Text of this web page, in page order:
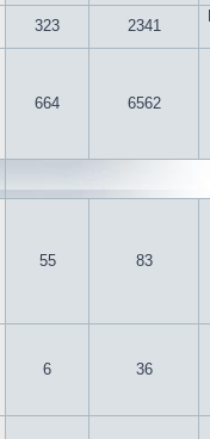
323 2341
664 6562
55 83
6 36